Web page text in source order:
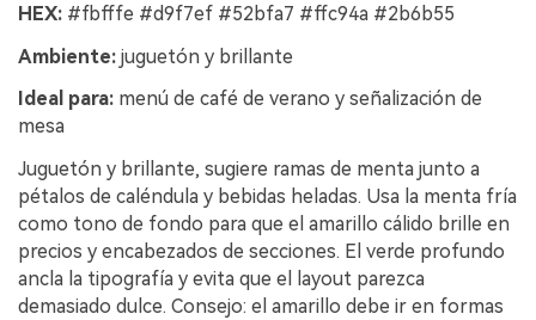
HEX: #fbfffe #d9f7ef #52bfa7 #ffc94a #2b6b55
Ambiente: juguetón y brillante
Ideal para: menú de café de verano y señalización de
mesa
Juguetón y brillante, sugiere ramas de menta junto a
pétalos de caléndula y bebidas heladas. Usa la menta fría
como tono de fondo para que el amarillo cálido brille en
precios y encabezados de secciones. El verde profundo
ancla la tipografía y evita que el layout parezca
demasiado dulce. Consejo: el amarillo debe ir en formas